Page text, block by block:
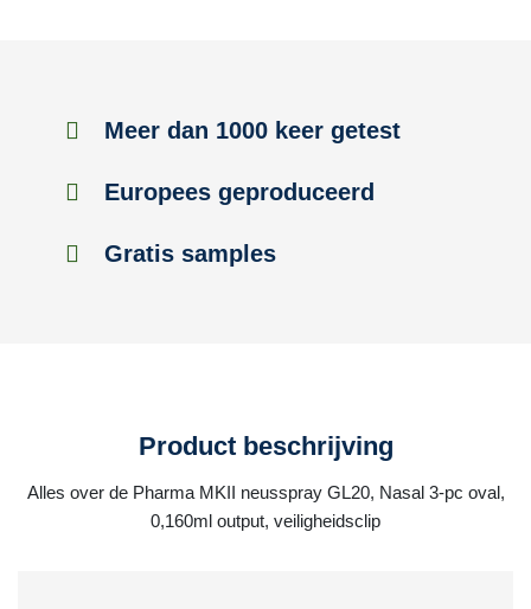
Meer dan 1000 keer getest
Europees geproduceerd
Gratis samples
Product beschrijving
Alles over de Pharma MKII neusspray GL20, Nasal 3-pc oval,
0,160ml output, veiligheidsclip